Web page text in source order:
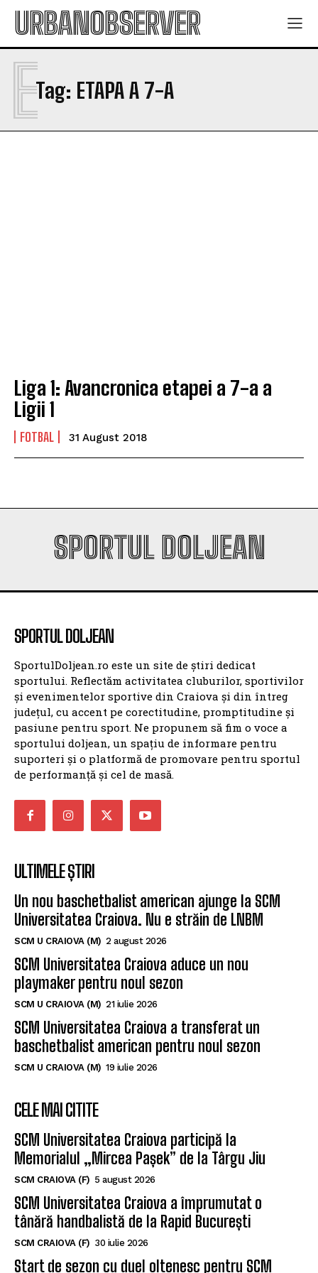
URBANOBSERVER
Tag: ETAPA A 7-A
E
Liga 1: Avancronica etapei a 7-a a
Ligii 1
FOTBAL 31 August 2018
SPORTUL DOLJEAN
SPORTUL DOLJEAN
SportulDoljean.ro este un site de știri dedicat
sportului. Reflectăm activitatea cluburilor, sportivilor
și evenimentelor sportive din Craiova și din întreg
județul, cu accent pe corectitudine, promptitudine și
pasiune pentru sport. Ne propunem să fim o voce a
sportului doljean, un spațiu de informare pentru
suporteri și o platformă de promovare pentru sportul
de performanță și cel de masă.
ULTIMELE ȘTIRI
Un nou baschetbalist american ajunge la SCM
Universitatea Craiova. Nu e străin de LNBM
SCM U CRAIOVA (M) 2 august 2026
SCM Universitatea Craiova aduce un nou
playmaker pentru noul sezon
SCM U CRAIOVA (M) 21 iulie 2026
SCM Universitatea Craiova a transferat un
baschetbalist american pentru noul sezon
SCM U CRAIOVA (M) 19 iulie 2026
CELE MAI CITITE
SCM Universitatea Craiova participă la
Memorialul „Mircea Pașek” de la Târgu Jiu
SCM CRAIOVA (F) 5 august 2026
SCM Universitatea Craiova a împrumutat o
tânără handbalistă de la Rapid București
SCM CRAIOVA (F) 30 iulie 2026
Start de sezon cu duel oltenesc pentru SCM